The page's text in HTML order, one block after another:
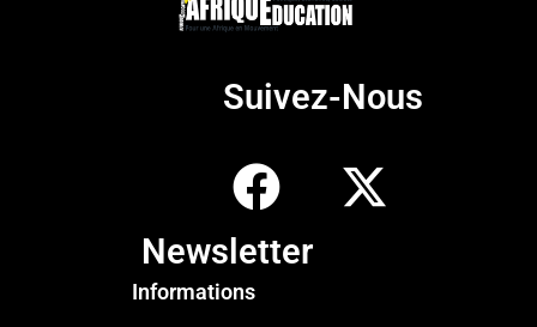
Suivez-Nous
Newsletter
Informations